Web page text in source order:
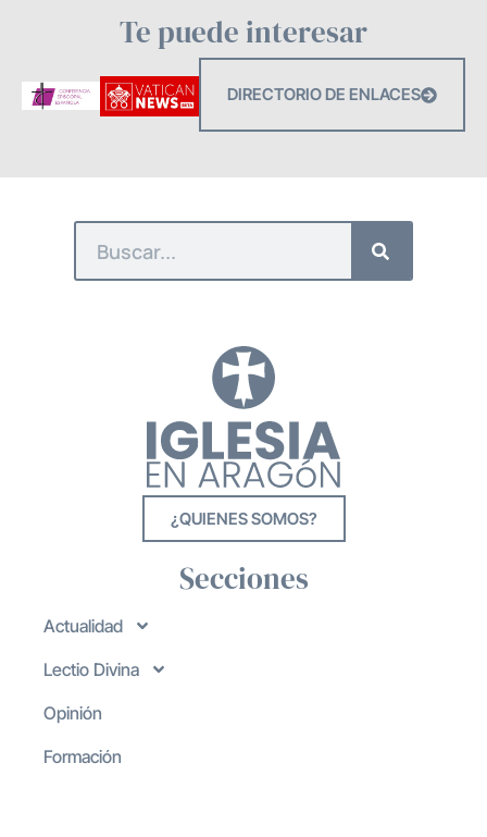
Te puede interesar
DIRECTORIO DE ENLACES
¿QUIENES SOMOS?
Secciones
Actualidad
Lectio Divina
Opinión
Formación